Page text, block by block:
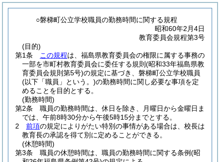
○磐梯町公立学校職員の勤務時間に関する規程
昭和60年2月4日
教育委員会規程第3号
(目的)
第1条
この規程は、福島県教育委員会の権限に属する事務の
一部を市町村教育委員会に委任する規則 (昭和33年福島県教
育委員会規則第5号)の規定に基づき、磐梯町公立学校職員
(以下「職員」という。)の勤務時間に関し必要な事項を定
めることを目的とする。
(勤務時間)
第2条
職員の勤務時間は、休日を除き、月曜日から金曜日ま
では、午前8時30分から午後5時15分までとする。
2
前項の規定によりがたい特別の事情がある場合は、校長は
教育長の承認を得て別に定めることができる。
(休憩時間)
第3条
職員の休憩時間は、職員の勤務時間に関する条例(昭